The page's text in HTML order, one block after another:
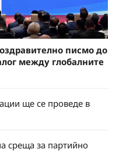
писмо до
между глобалните
ще се проведе в
среща за партийно